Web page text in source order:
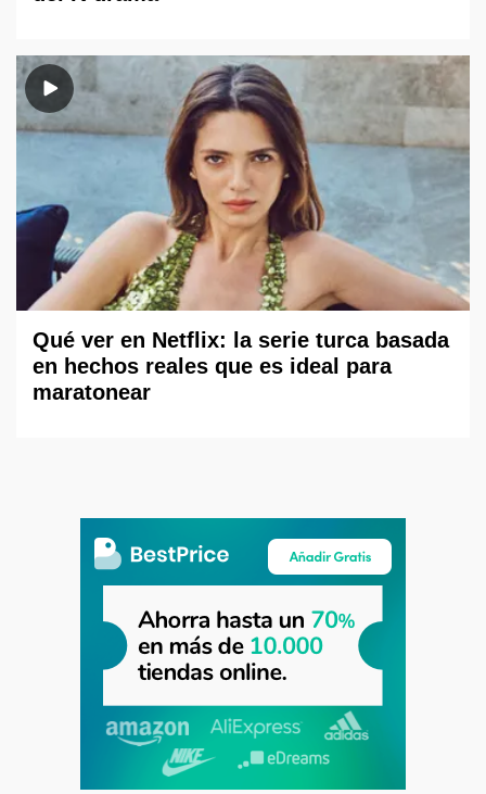
Qué ver en Netflix: la serie turca basada
en hechos reales que es ideal para
maratonear